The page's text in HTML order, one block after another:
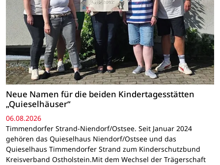
Neue Namen für die beiden Kindertagesstätten
„Quieselhäuser“
06.08.2026
Timmendorfer Strand-Niendorf/Ostsee. Seit Januar 2024
gehören das Quieselhaus Niendorf/Ostsee und das
Quieselhaus Timmendorfer Strand zum Kinderschutzbund
Kreisverband Ostholstein.Mit dem Wechsel der Trägerschaft